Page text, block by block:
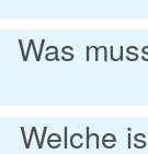
Was
Welche